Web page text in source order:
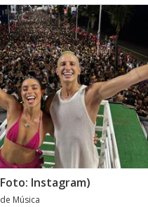
Instagram)
Música